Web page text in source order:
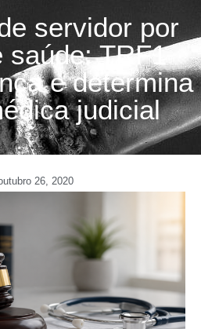
servidor por
saúde: TRF1
e determina
judicial
26, 2020